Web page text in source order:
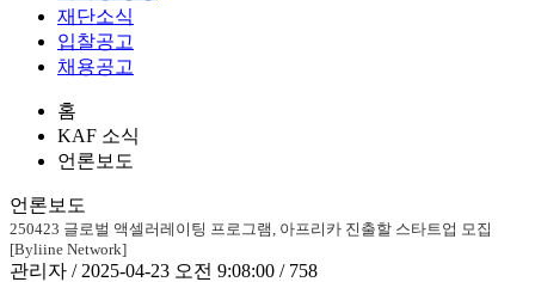
재단소식
입찰공고
채용공고
홈
KAF 소식
언론보도
언론보도
250423 글로벌 액셀러레이팅 프로그램, 아프리카 진출할 스타트업 모집
[Byliine Network]
관리자 / 2025-04-23 오전 9:08:00 / 758